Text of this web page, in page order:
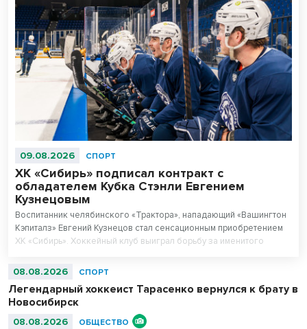
09.08.2026 СПОРТ
ХК «Сибирь» подписал контракт с
обладателем Кубка Стэнли Евгением
Кузнецовым
Воспитанник челябинского «Трактора», нападающий «Вашингтон
Кэпиталз» Евгений Кузнецов стал сенсационным приобретением
ХК «Сибирь». Хоккейный клуб выиграл борьбу за именитого
08.08.2026 СПОРТ
Легендарный хоккеист Тарасенко вернулся к брату в
Новосибирск
08.08.2026 ОБЩЕСТВО